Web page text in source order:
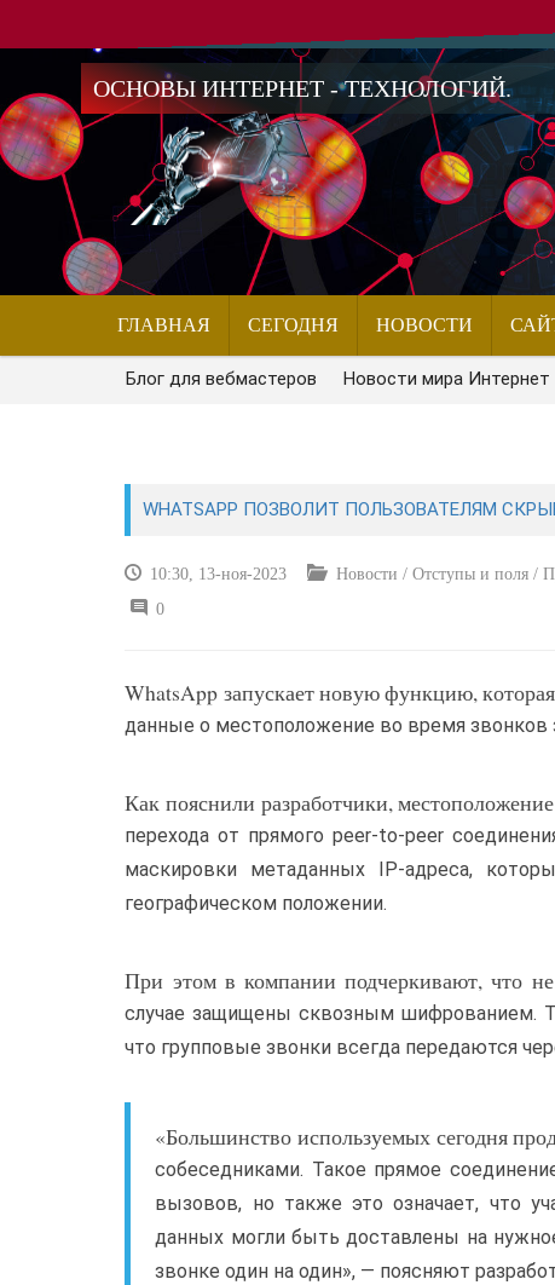
ОСНОВЫ ИНТЕРНЕТ - ТЕХНОЛОГИЙ.
ГЛАВНАЯ СЕГОДНЯ НОВОСТИ
Блог для вебмастеров Новости мира Интернет
WHATSAPP ПОЗВОЛИТ ПОЛЬЗОВАТЕЛЯМ
10:30, 13-ноя-2023 Новости / Отступы и поля /
0
WhatsApp запускает новую функцию,
данные о местоположение во время звонков
Как пояснили разработчики,
перехода от прямого peer-to-peer
маскировки метаданных IP-адреса,
географическом положении.
При этом в компании подчеркивают, что
случае защищены сквозным шифрованием.
что групповые звонки всегда передаются
«Большинство используемых сегодня
собеседниками. Такое прямое
вызовов, но также это означает, что
данных могли быть доставлены на
звонке один на один», — поясняют